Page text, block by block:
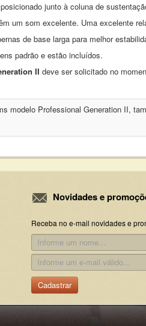
junto à coluna de
um som excelente. Uma excelente
de base larga para melhor
padrão e estão incluídos.
II deve ser solicitado no
modelo Professional Generation II,
Novidades e
Receba no e-mail novidades e
Cadastrar